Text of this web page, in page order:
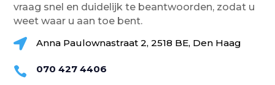
vraag snel en duidelijk te beantwoorden, zodat u
weet waar u aan toe bent.
 Anna Paulownastraat 2, 2518 BE, Den Haag
 070 427 4406